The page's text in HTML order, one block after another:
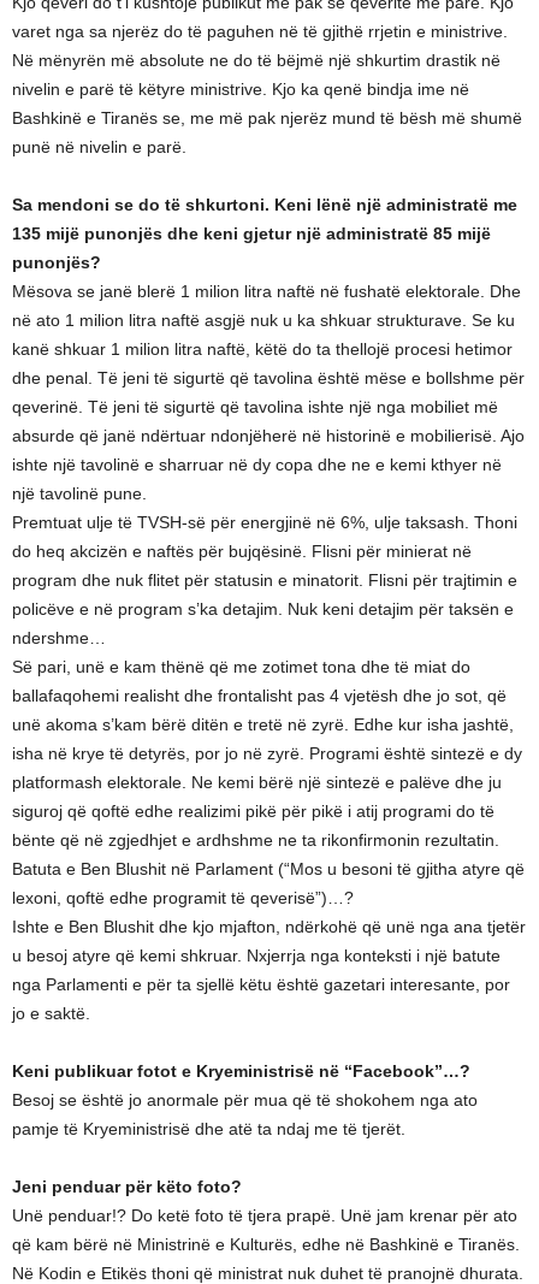
varet nga sa njerëz do të paguhen në të gjithë rrjetin e ministrive.
Në mënyrën më absolute ne do të bëjmë një shkurtim drastik në
nivelin e parë të këtyre ministrive. Kjo ka qenë bindja ime në
Bashkinë e Tiranës se, me më pak njerëz mund të bësh më shumë
punë në nivelin e parë.
Sa mendoni se do të shkurtoni. Keni lënë një administratë me
135 mijë punonjës dhe keni gjetur një administratë 85 mijë
punonjës?
Mësova se janë blerë 1 milion litra naftë në fushatë elektorale. Dhe
në ato 1 milion litra naftë asgjë nuk u ka shkuar strukturave. Se ku
kanë shkuar 1 milion litra naftë, këtë do ta thellojë procesi hetimor
dhe penal. Të jeni të sigurtë që tavolina është mëse e bollshme për
qeverinë. Të jeni të sigurtë që tavolina ishte një nga mobiliet më
absurde që janë ndërtuar ndonjëherë në historinë e mobilierisë. Ajo
ishte një tavolinë e sharruar në dy copa dhe ne e kemi kthyer në
një tavolinë pune.
Premtuat ulje të TVSH-së për energjinë në 6%, ulje taksash. Thoni
do heq akcizën e naftës për bujqësinë. Flisni për minierat në
program dhe nuk flitet për statusin e minatorit. Flisni për trajtimin e
policëve e në program s’ka detajim. Nuk keni detajim për taksën e
ndershme…
Së pari, unë e kam thënë që me zotimet tona dhe të miat do
ballafaqohemi realisht dhe frontalisht pas 4 vjetësh dhe jo sot, që
unë akoma s’kam bërë ditën e tretë në zyrë. Edhe kur isha jashtë,
isha në krye të detyrës, por jo në zyrë. Programi është sintezë e dy
platformash elektorale. Ne kemi bërë një sintezë e palëve dhe ju
siguroj që qoftë edhe realizimi pikë për pikë i atij programi do të
bënte që në zgjedhjet e ardhshme ne ta rikonfirmonin rezultatin.
Batuta e Ben Blushit në Parlament (“Mos u besoni të gjitha atyre që
lexoni, qoftë edhe programit të qeverisë”)…?
Ishte e Ben Blushit dhe kjo mjafton, ndërkohë që unë nga ana tjetër
u besoj atyre që kemi shkruar. Nxjerrja nga konteksti i një batute
nga Parlamenti e për ta sjellë këtu është gazetari interesante, por
jo e saktë.
Keni publikuar fotot e Kryeministrisë në “Facebook”…?
Besoj se është jo anormale për mua që të shokohem nga ato
pamje të Kryeministrisë dhe atë ta ndaj me të tjerët.
Jeni penduar për këto foto?
Unë penduar!? Do ketë foto të tjera prapë. Unë jam krenar për ato
që kam bërë në Ministrinë e Kulturës, edhe në Bashkinë e Tiranës.
Në Kodin e Etikës thoni që ministrat nuk duhet të pranojnë dhurata.